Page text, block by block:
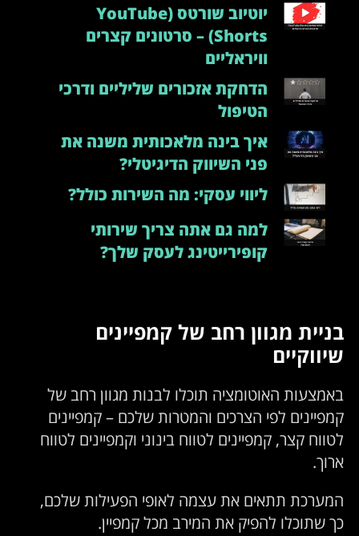
יוטיוב שורטס (YouTube
Shorts) – סרטונים קצרים
וויראליים
הדחקת אזכורים שליליים ודרכי
הטיפול
איך בינה מלאכותית משנה את
פני השיווק הדיגיטלי?
ליווי עסקי: מה השירות כולל?
למה גם אתה צריך שירותי
קופירייטינג לעסק שלך?
בניית מגוון רחב של קמפיינים
שיווקיים
באמצעות האוטומציה תוכלו לבנות מגוון רחב של
קמפיינים לפי הצרכים והמטרות שלכם – קמפיינים
לטווח קצר, קמפיינים לטווח בינוני וקמפיינים לטווח
ארוך.
המערכת תתאים את עצמה לאופי הפעילות שלכם,
כך שתוכלו להפיק את המירב מכל קמפיין.